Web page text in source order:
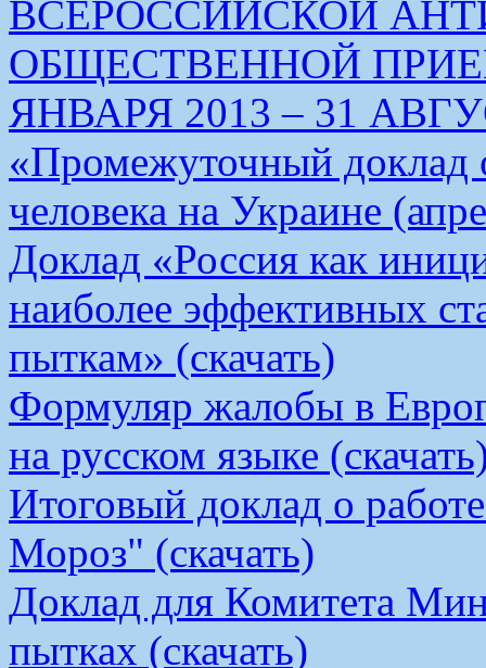
ВСЕРОССИЙСКОЙ
ОБЩЕСТВЕННОЙ
ЯНВАРЯ 2013 – 31
«Промежуточный доклад
человека на Украине
Доклад «Россия как
наиболее эффективных
пыткам» (скачать)
Формуляр жалобы в
на русском языке
Итоговый доклад о
Мороз" (скачать)
Доклад для Комитета
пытках (скачать)